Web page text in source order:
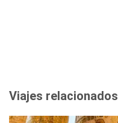
Viajes relacionados